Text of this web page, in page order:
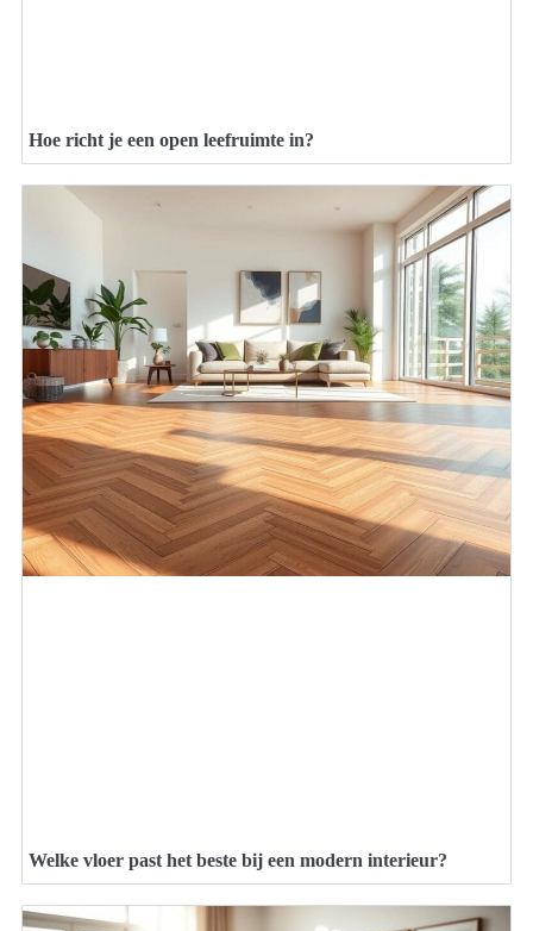
Hoe richt je een open leefruimte in?
Welke vloer past het beste bij een modern interieur?